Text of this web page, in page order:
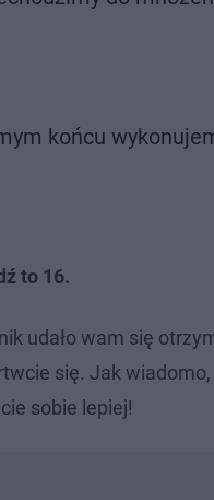
końcu
to 16.
udało wam się
się. Jak
sobie lepiej!